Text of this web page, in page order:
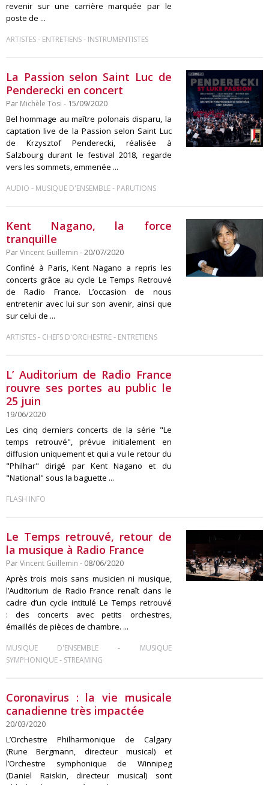
revenir sur une carrière marquée par le
poste de ...
ARTISTES- ENTRETIENS- INSTRUMENTISTES
La Passion selon Saint Luc de
Penderecki en concert
Par Michèle Tosi - 15/09/2020
Bel hommage au maître polonais disparu, la
captation live de la Passion selon Saint Luc
de Krzysztof Penderecki, réalisée à
Salzbourg durant le festival 2018, regarde
vers les sommets, emmenée ...
AUDIO - MUSIQUE D'ENSEMBLE- PARUTIONS
Kent Nagano, la force
tranquille
ParVincent Guillemin - 20/07/2020
Confiné à Paris, Kent Nagano a repris les
concerts grâce au cycle Le Temps Retrouvé
de Radio France. L’occasion de nous
entretenir avec lui sur son avenir, ainsi que
sur celui de ...
ARTISTES- CHEFS D'ORCHESTRE- ENTRETIENS
L’ Auditorium de Radio France
rouvre ses portes au public le
25 juin
19/06/2020
Les cinq derniers concerts de la série "Le
temps retrouvé", prévue initialement en
diffusion uniquement et qui a vu le retour du
"Philhar" dirigé par Kent Nagano et du
"National" sous la baguette ...
FLASH INFO
Le Temps retrouvé, retour de
la musique à Radio France
ParVincent Guillemin - 08/06/2020
Après trois mois sans musicien ni musique,
l’Auditorium de Radio France renaît dans le
cadre d’un cycle intitulé Le Temps retrouvé
: des concerts avec petits orchestres,
émaillés de pièces de chambre. ...
MUSIQUE D'ENSEMBLE -
MUSIQUE
SYMPHONIQUE- STREAMING
Coronavirus : la vie musicale
canadienne très impactée
20/03/2020
L’Orchestre Philharmonique de Calgary
(Rune Bergmann, directeur musical) et
l’Orchestre symphonique de Winnipeg
(Daniel Raiskin, directeur musical) sont